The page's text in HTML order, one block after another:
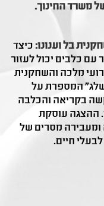
משרד החינוך.
בל וענונו: כיצד
כלבים יכול לעזור
מלכה והשחקנית
המספרת על
בקריאה והכלבה
ההצגה עוסקת
ומעבירה מסרים של
חיים.